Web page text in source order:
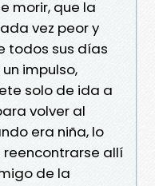
morir, que la
vez peor y
todos sus días
impulso,
solo de ida a
volver al
era niña, lo
allí
de la